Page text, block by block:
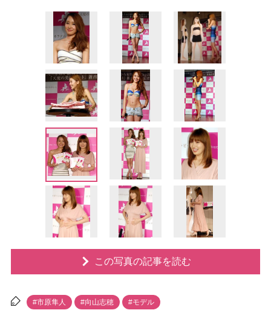
この写真の記事を読む
#市原隼人 #向山志穂 #モデル